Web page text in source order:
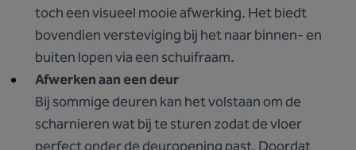
toch een visueel mooie afwerking. Het biedt
bovendien versteviging bij het naar binnen- en
buiten lopen via een schuifraam.
Afwerken aan een deur
Bij sommige deuren kan het volstaan om de
scharnieren wat bij te sturen zodat de vloer
perfect onder de deuropening past. Doordat